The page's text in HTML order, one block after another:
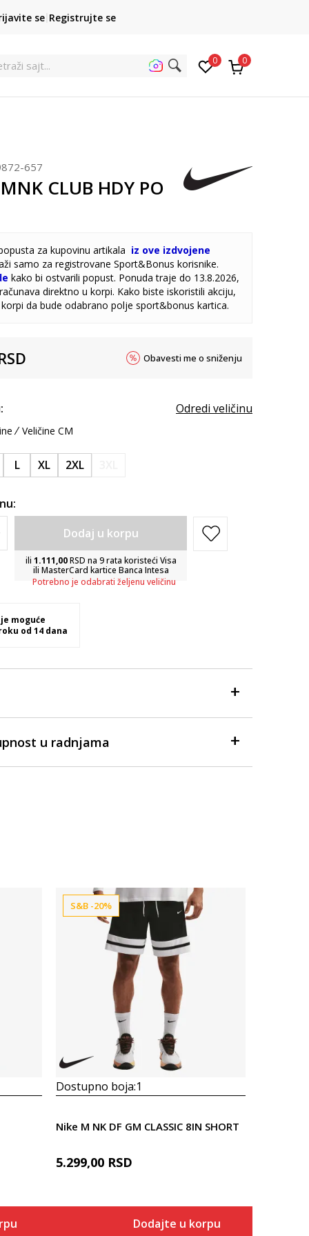
POZOVITE NAS
011 422 1422
se Registrujte se
0 0
657
CLUB HDY PO
za kupovinu artikala iz ove izdvojene
samo za registrovane Sport&Bonus korisnike.
kako bi ostvarili popust. Ponuda traje do 13.8.2026,
direktno u korpi. Kako biste iskoristili akciju,
da bude odabrano polje sport&bonus kartica.
Obavesti me o sniženju
Odredi veličinu
Veličine CM
L XL 2XL
Dodaj u korpu
ili 1.111,00RSD na 9 rata koristeći Visa
ili MasterCard kartice Banca Intesa
Potrebno je odabrati željenu veličinu
moguće
od 14 dana
u radnjama
S&B -20%
Dostupno boja:1
Nike M NK DF GM CLASSIC 8IN SHORT
5.299,00 RSD
Dodajte u korpu